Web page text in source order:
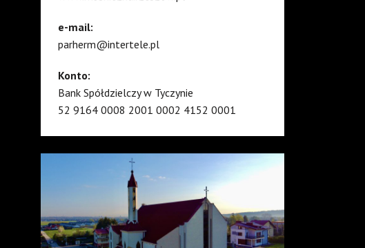
e-mail:
parherm@intertele.pl
Konto:
Bank Spółdzielczy w Tyczynie
52 9164 0008 2001 0002 4152 0001